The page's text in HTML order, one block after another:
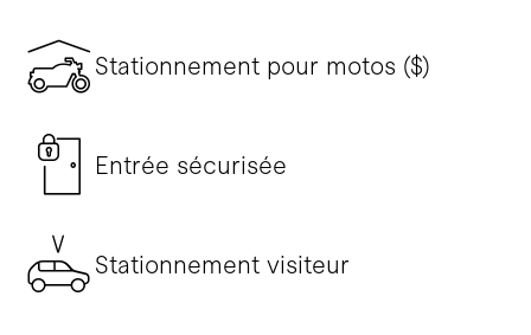
Stationnement pour motos ($)
Entrée sécurisée
Stationnement visiteur